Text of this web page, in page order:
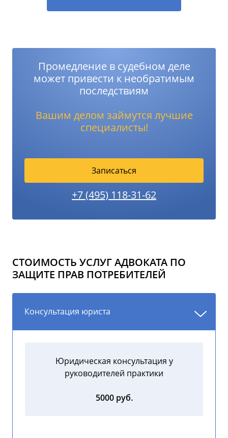
Промедление в судебном деле
может привести к необратимым
последствиям
Вашим делом займутся лучшие
специалисты!
Записаться
+7 (495) 118-31-62
СТОИМОСТЬ УСЛУГ АДВОКАТА ПО
ЗАЩИТЕ ПРАВ ПОТРЕБИТЕЛЕЙ
Консультация юриста
Юридическая консультация у
руководителей практики
5000 руб.